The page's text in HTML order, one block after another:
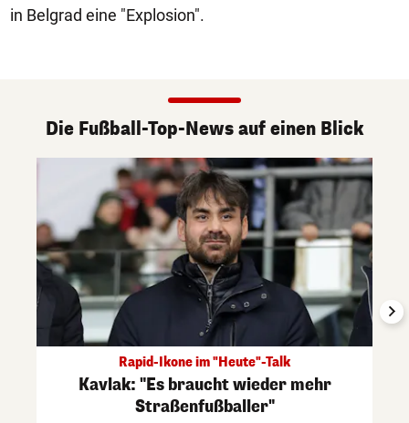
in Belgrad eine "Explosion".
Die Fußball-Top-News auf einen Blick
Rapid-Ikone im "Heute"-Talk
Kavlak: "Es braucht wieder mehr
Straßenfußballer"